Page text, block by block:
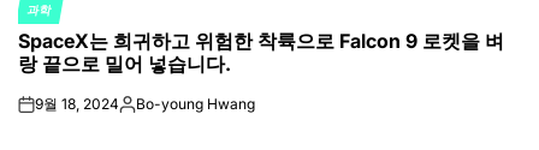
POSTED
IN
과학
SpaceX는 희귀하고 위험한 착륙으로 Falcon 9 로켓을 벼
랑 끝으로 밀어 넣습니다.
on9월 18, 2024Posted
Bo-young Hwang